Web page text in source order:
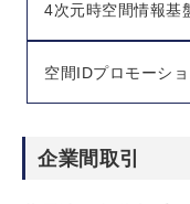
4次元時空間情報基
空間IDプロモーシ
企業間取引